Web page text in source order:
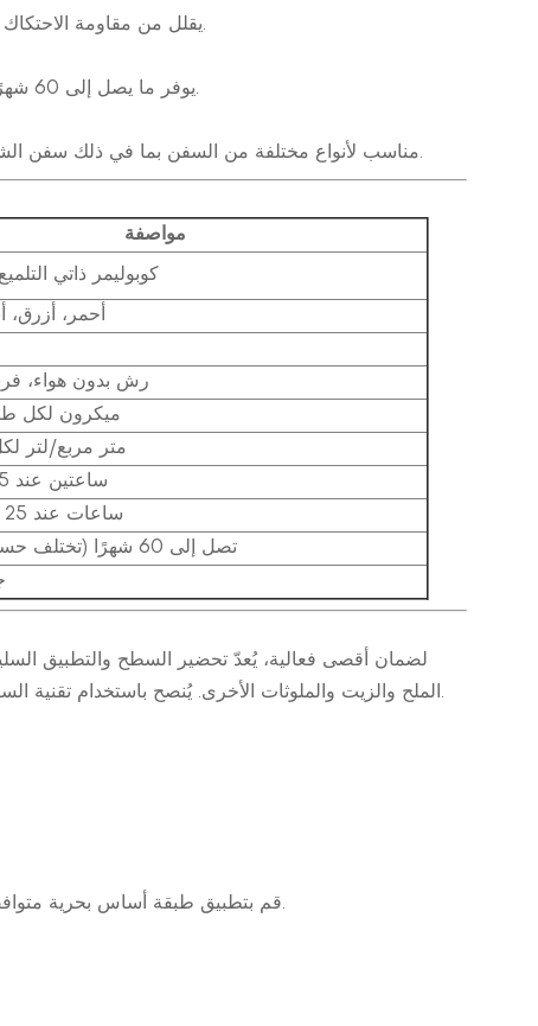
يقلل من مقاومة الاحتكاك والسحب بنسبة تصل إلى 20%، مما يحسن سرعة السفينة واقتصاد الوقود.
يوفر ما يصل إلى 60 شهرًا من الأداء الفعال المضاد للأوساخ، مما يقلل من وقت التوقف عن الصيانة.
مناسب لأنواع مختلفة من السفن بما في ذلك سفن الشحن، وناقلات النفط، وقوارب الصيد، والمنصات البحرية، والسفن العسكرية.
مواصفة
كوبوليمر ذاتي
أحمر،
رش بدون هواء،
100-150 ميكرون لكل
8-10 متر مربع/لتر
ساعتين عند 25 درجة مئوية
6 ساعات عند 25 درجة مئوية
تصل إلى 60 شهرًا (تختلف حسب الاستخدام)
لضمان أقصى فعالية، يُعدّ تحضير السطح والتطبيق
الملح والزيت والملوثات الأخرى. يُنصح باستخدام تقنية السفع الرملي أو نفث الماء عالي الضغط للطلاءات القديمة أو الأسطح المتآكلة.
قم بتطبيق طبقة أساس بحرية متوافقة (على سبيل المثال، طبقة أساس إيبوكسي) وفقًا لمتطلبات النظام.